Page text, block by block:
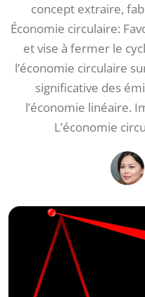
concept extraire,
Économie circulaire:
et vise à fermer le
l’économie circulaire
significative des
l’économie linéaire.
L’économie